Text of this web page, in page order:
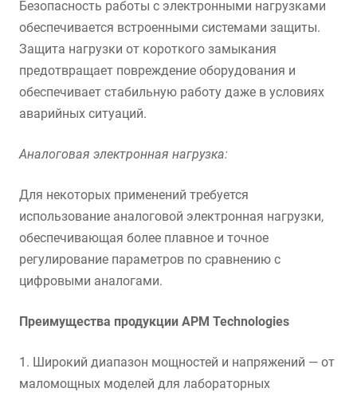
Безопасность работы с электронными нагрузками
обеспечивается встроенными системами защиты.
Защита нагрузки от короткого замыкания
предотвращает повреждение оборудования и
обеспечивает стабильную работу даже в условиях
аварийных ситуаций.
Аналоговая электронная нагрузка:
Для некоторых применений требуется
использование аналоговой электронная нагрузки,
обеспечивающая более плавное и точное
регулирование параметров по сравнению с
цифровыми аналогами.
Преимущества продукции APM Technologies
1. Широкий диапазон мощностей и напряжений — от
маломощных моделей для лабораторных